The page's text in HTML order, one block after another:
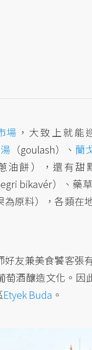
場，大致上就能
（goulash）、 蘭
油餅），還有甜
egri bikavér）、藥
原料），各類在
友兼美食饕客張
萄酒釀造文化。
Etyek Buda 。